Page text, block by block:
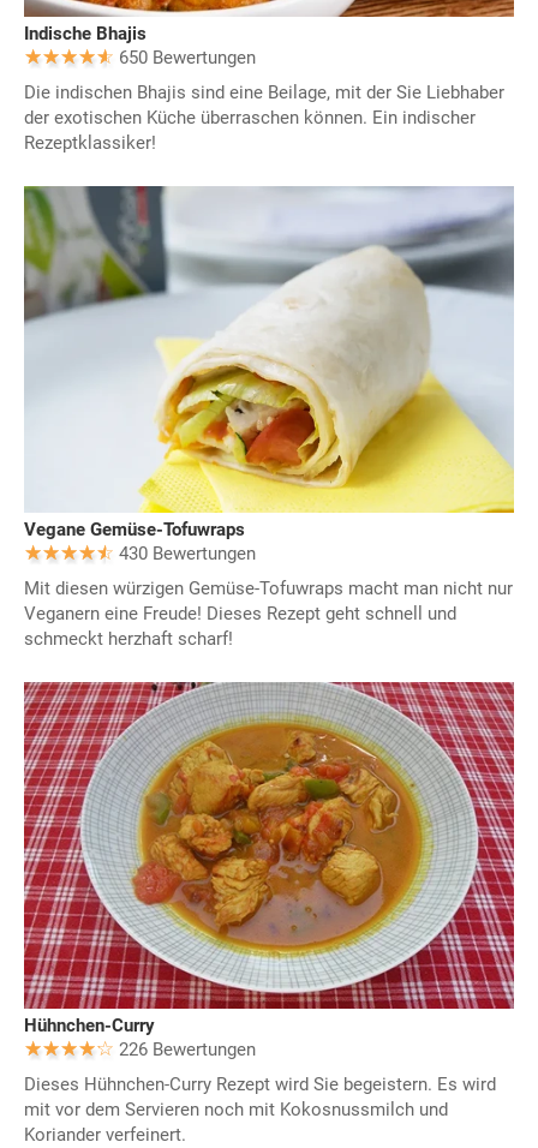
Indische Bhajis
650 Bewertungen
Die indischen Bhajis sind eine Beilage, mit der Sie Liebhaber
der exotischen Küche überraschen können. Ein indischer
Rezeptklassiker!
Vegane Gemüse-Tofuwraps
430 Bewertungen
Mit diesen würzigen Gemüse-Tofuwraps macht man nicht nur
Veganern eine Freude! Dieses Rezept geht schnell und
schmeckt herzhaft scharf!
Hühnchen-Curry
226 Bewertungen
Dieses Hühnchen-Curry Rezept wird Sie begeistern. Es wird
mit vor dem Servieren noch mit Kokosnussmilch und
Koriander verfeinert.